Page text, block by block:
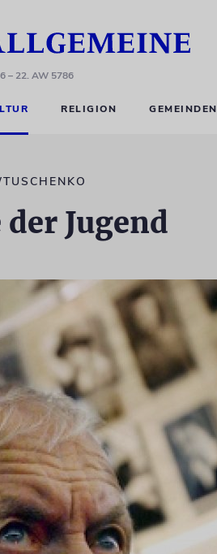
– 22. AW 5786
RELIGION GEMEINDEN
Jugend